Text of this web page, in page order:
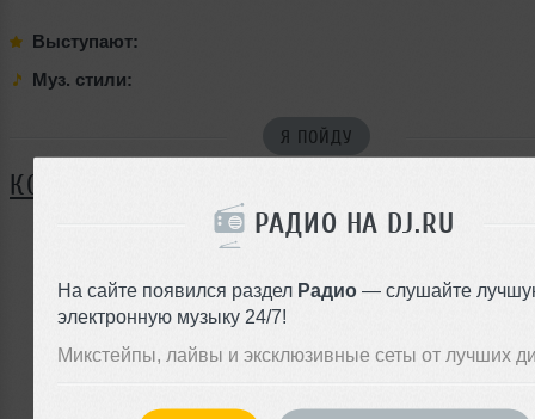
РАДИО НА DJ.RU
На сайте появился раздел Радио — слушайте
электронную музыку 24/7!
Микстейпы, лайвы и эксклюзивные сеты от лучших
Выступают:
Муз. стили:
Я ПОЙДУ
КОММЕНТАРИИ
ЗАРЕГИСТРИРУЙТЕСЬ
чтобы оставить комментарий